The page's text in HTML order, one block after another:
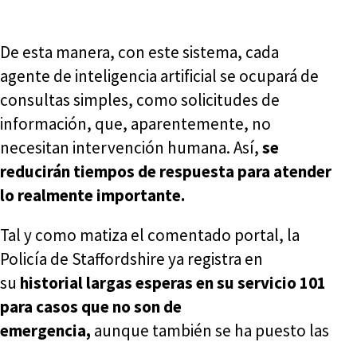
De esta manera, con este sistema, cada
agente de inteligencia artificial se ocupará de
consultas simples, como solicitudes de
información, que, aparentemente, no
necesitan intervención humana. Así,se
reducirán tiempos de respuesta para atender
lo realmente importante.
Tal y como matiza el comentado portal, la
Policía de Staffordshire ya registra en
su historial largas esperas en su servicio 101
para casos que no son de
emergencia, aunque también se ha puesto las